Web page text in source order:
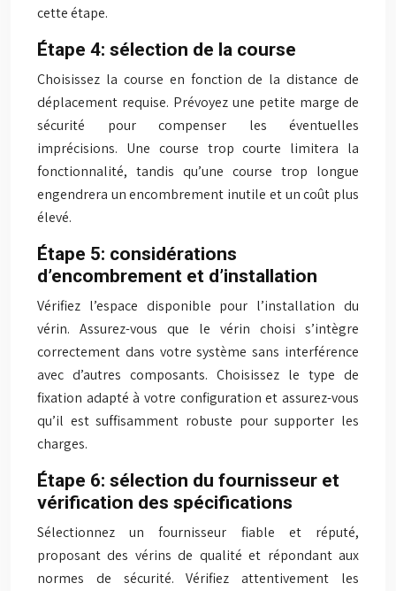
cette étape.
Étape 4: sélection de la course
Choisissez la course en fonction de la distance de
déplacement requise. Prévoyez une petite marge de
sécurité pour compenser les éventuelles
imprécisions. Une course trop courte limitera la
fonctionnalité, tandis qu’une course trop longue
engendrera un encombrement inutile et un coût plus
élevé.
Étape 5: considérations
d’encombrement et d’installation
Vérifiez l’espace disponible pour l’installation du
vérin. Assurez-vous que le vérin choisi s’intègre
correctement dans votre système sans interférence
avec d’autres composants. Choisissez le type de
fixation adapté à votre configuration et assurez-vous
qu’il est suffisamment robuste pour supporter les
charges.
Étape 6: sélection du fournisseur et
vérification des spécifications
Sélectionnez un fournisseur fiable et réputé,
proposant des vérins de qualité et répondant aux
normes de sécurité. Vérifiez attentivement les